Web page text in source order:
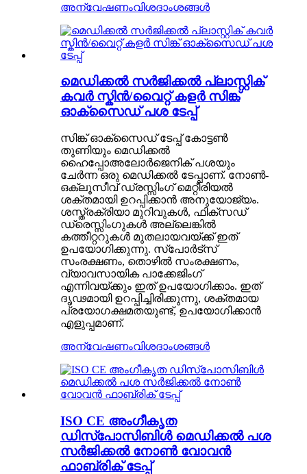
അന്വേഷണംവിശദാംശങ്ങൾ
മെഡിക്കൽ സർജിക്കൽ പ്ലാസ്റ്റിക്
കവർ സ്കിൻ/വൈറ്റ് കളർ സിങ്ക്
ഓക്സൈഡ് പശ ടേപ്പ്
സിങ്ക് ഓക്സൈഡ് ടേപ്പ് കോട്ടൺ
തുണിയും മെഡിക്കൽ
ഹൈപ്പോഅലോർജെനിക് പശയും
ചേർന്ന ഒരു മെഡിക്കൽ ടേപ്പാണ്. നോൺ-
ഒക്ലൂസീവ് ഡ്രസ്സിംഗ് മെറ്റീരിയൽ
ശക്തമായി ഉറപ്പിക്കാൻ അനുയോജ്യം.
ശസ്ത്രക്രിയാ മുറിവുകൾ, ഫിക്സഡ്
ഡ്രെസ്സിംഗുകൾ അല്ലെങ്കിൽ
കത്തീറ്ററുകൾ മുതലായവയ്ക്ക് ഇത്
ഉപയോഗിക്കുന്നു. സ്പോർട്സ്
സംരക്ഷണം, തൊഴിൽ സംരക്ഷണം,
വ്യാവസായിക പാക്കേജിംഗ്
എന്നിവയ്ക്കും ഇത് ഉപയോഗിക്കാം. ഇത്
ദൃഢമായി ഉറപ്പിച്ചിരിക്കുന്നു, ശക്തമായ
പ്രയോഗക്ഷമതയുണ്ട്, ഉപയോഗിക്കാൻ
എളുപ്പമാണ്.
അന്വേഷണംവിശദാംശങ്ങൾ
ISO CE അംഗീകൃത
ഡിസ്പോസിബിൾ മെഡിക്കൽ പശ
സർജിക്കൽ നോൺ വോവൻ
ഫാബ്രിക് ടേപ്പ്